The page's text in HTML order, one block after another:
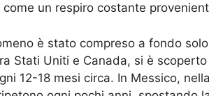
come un respiro costante
è stato compreso a fondo
Stati Uniti e Canada, si è
12-18 mesi circa. In Messico,